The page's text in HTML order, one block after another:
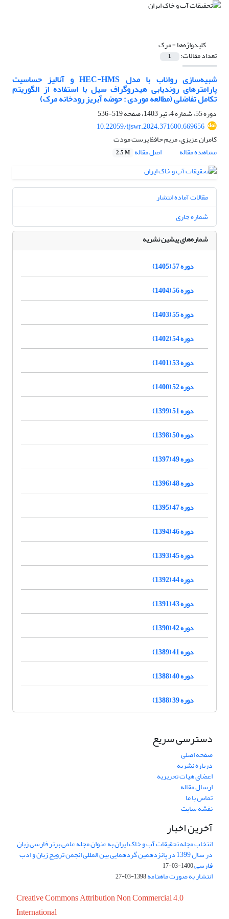
کلیدواژه‌ها =مرک
تعداد مقالات: 1
شبیه‌سازی رواناب با مدل HEC-HMS و آنالیز حساسیت
پارامترهای روندیابی هیدروگراف سیل با استفاده از الگوریتم
تکامل تفاضلی (مطالعه موردی : حوضه آبریز رودخانه مرک)
دوره 55، شماره 4، تیر 1403، صفحه
519-536
10.22059/ijswr.2024.371600.669656
کامران عزیزی، مریم حافظ پرست مودت
مشاهده مقاله
اصل مقاله 2.5 M
مقالات آماده انتشار
شماره جاری
شماره‌های پیشین نشریه
دوره 57 (1405)
دوره 56 (1404)
دوره 55 (1403)
دوره 54 (1402)
دوره 53 (1401)
دوره 52 (1400)
دوره 51 (1399)
دوره 50 (1398)
دوره 49 (1397)
دوره 48 (1396)
دوره 47 (1395)
دوره 46 (1394)
دوره 45 (1393)
دوره 44 (1392)
دوره 43 (1391)
دوره 42 (1390)
دوره 41 (1389)
دوره 40 (1388)
دوره 39 (1388)
دسترسی سریع
صفحه اصلی
درباره نشریه
اعضای هیات تحریریه
ارسال مقاله
تماس با ما
نقشه سایت
آخرین اخبار
انتخاب مجله تحقیقات آب و خاک ایران به عنوان مجله علمی برتر فارسی زبان
در سال 1399 در پانزدهمین گردهمایی بین المللی انجمن ترویج زبان و ادب
فارسی1400-03-17
انتشار به صورت ماهنامه1398-03-27
Creative Commons Attribution Non Commercial 4.0
International